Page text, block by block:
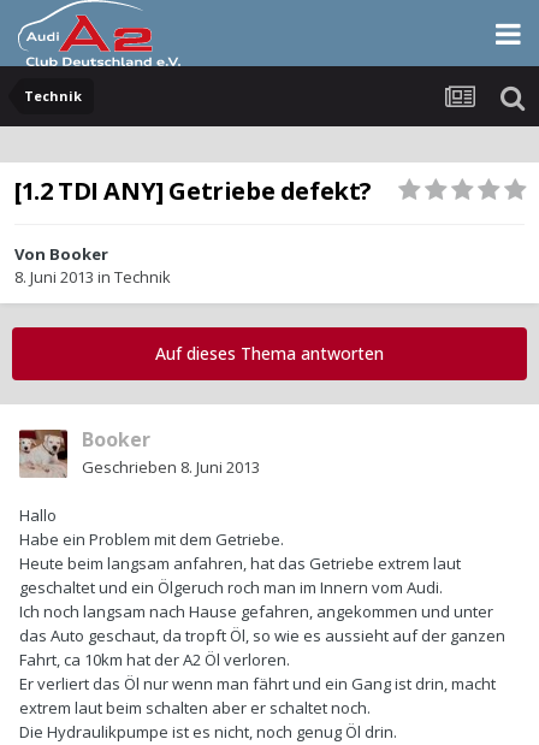
Technik
[1.2 TDI ANY] Getriebe defekt?
Von Booker
8. Juni 2013 in Technik
Auf dieses Thema antworten
Booker
Geschrieben 8. Juni 2013
Hallo
Habe ein Problem mit dem Getriebe.
Heute beim langsam anfahren, hat das Getriebe extrem laut
geschaltet und ein Ölgeruch roch man im Innern vom Audi.
Ich noch langsam nach Hause gefahren, angekommen und unter
das Auto geschaut, da tropft Öl, so wie es aussieht auf der ganzen
Fahrt, ca 10km hat der A2 Öl verloren.
Er verliert das Öl nur wenn man fährt und ein Gang ist drin, macht
extrem laut beim schalten aber er schaltet noch.
Die Hydraulikpumpe ist es nicht, noch genug Öl drin.